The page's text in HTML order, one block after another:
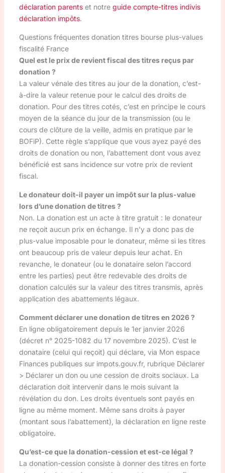
déclaration parentset notre guide compte-titres indivis
déclaration impôts.
Questions fréquentes donation titres bourse plus-values
fiscalité France
Quel est le prix de revient fiscal des titres reçus par
donation ?
La valeur vénale des titres au jour de la donation, c’est-
à-dire la valeur retenue pour le calcul des droits de
donation. Pour des titres cotés, c’est en principe le cours
moyen de la séance du jour de la transmission (ou le
cours de clôture de la veille, admis en pratique par le
BOFiP). Cette règle s’applique que vous ayez payé des
droits de donation ou non, l’abattement dont vous avez
bénéficié est sans incidence sur votre prix de revient
fiscal.
Le donateur doit-il payer un impôt sur la plus-value
lors d’une donation de titres ?
Non. La donation est un acte à titre gratuit : le donateur
ne reçoit aucun prix en échange. Il n’y a donc pas de
plus-value imposable pour le donateur, même si les titres
ont beaucoup pris de valeur depuis leur achat. En
revanche, le donateur (ou le donataire selon l’accord
entre les parties) peut être redevable des droits de
donation calculés sur la valeur des titres transmis, après
application des abattements légaux.
Comment déclarer une donation de titres en 2026 ?
En ligne obligatoirement depuis le 1er janvier 2026
(décret n° 2025-1082 du 17 novembre 2025). C’est le
donataire (celui qui reçoit) qui déclare, via Mon espace
Finances publiques sur impots.gouv.fr, rubrique Déclarer
> Déclarer un don ou une cession de droits sociaux. La
déclaration doit intervenir dans le mois suivant la
révélation du don. Les droits éventuels sont payés en
ligne au même moment. Même sans droits à payer
(montant sous l’abattement), la déclaration en ligne reste
obligatoire.
Qu’est-ce que la donation-cession et est-ce légal ?
La donation-cession consiste à donner des titres en forte